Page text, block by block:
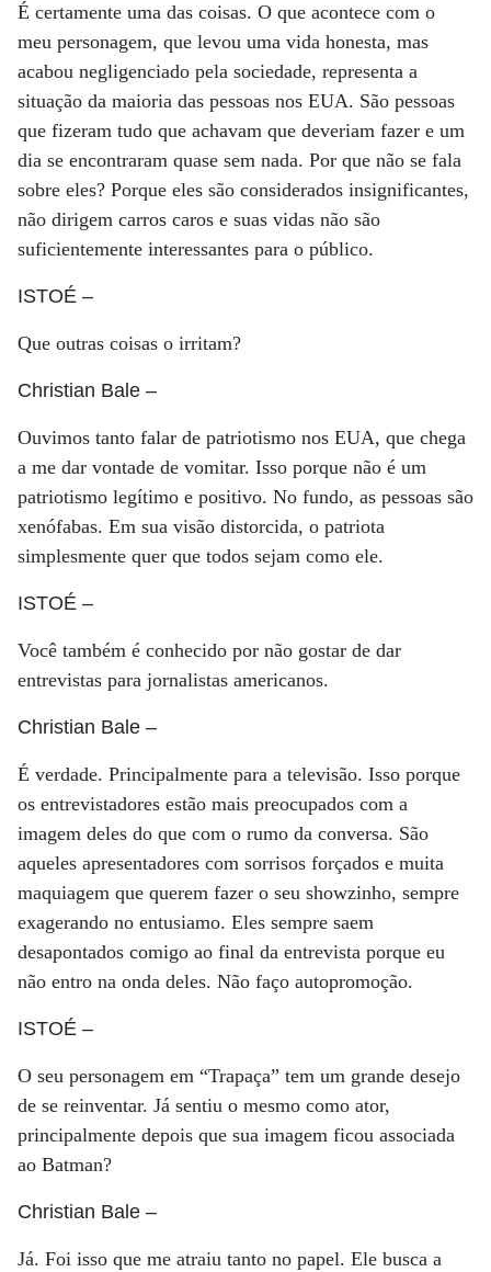
É certamente uma das coisas. O que acontece com o
meu personagem, que levou uma vida honesta, mas
acabou negligenciado pela sociedade, representa a
situação da maioria das pessoas nos EUA. São pessoas
que fizeram tudo que achavam que deveriam fazer e um
dia se encontraram quase sem nada. Por que não se fala
sobre eles? Porque eles são considerados insignificantes,
não dirigem carros caros e suas vidas não são
suficientemente interessantes para o público.
ISTOÉ –
Que outras coisas o irritam?
Christian Bale –
Ouvimos tanto falar de patriotismo nos EUA, que chega
a me dar vontade de vomitar. Isso porque não é um
patriotismo legítimo e positivo. No fundo, as pessoas são
xenófabas. Em sua visão distorcida, o patriota
simplesmente quer que todos sejam como ele.
ISTOÉ –
Você também é conhecido por não gostar de dar
entrevistas para jornalistas americanos.
Christian Bale –
É verdade. Principalmente para a televisão. Isso porque
os entrevistadores estão mais preocupados com a
imagem deles do que com o rumo da conversa. São
aqueles apresentadores com sorrisos forçados e muita
maquiagem que querem fazer o seu showzinho, sempre
exagerando no entusiamo. Eles sempre saem
desapontados comigo ao final da entrevista porque eu
não entro na onda deles. Não faço autopromoção.
ISTOÉ –
O seu personagem em “Trapaça” tem um grande desejo
de se reinventar. Já sentiu o mesmo como ator,
principalmente depois que sua imagem ficou associada
ao Batman?
Christian Bale –
Já. Foi isso que me atraiu tanto no papel. Ele busca a